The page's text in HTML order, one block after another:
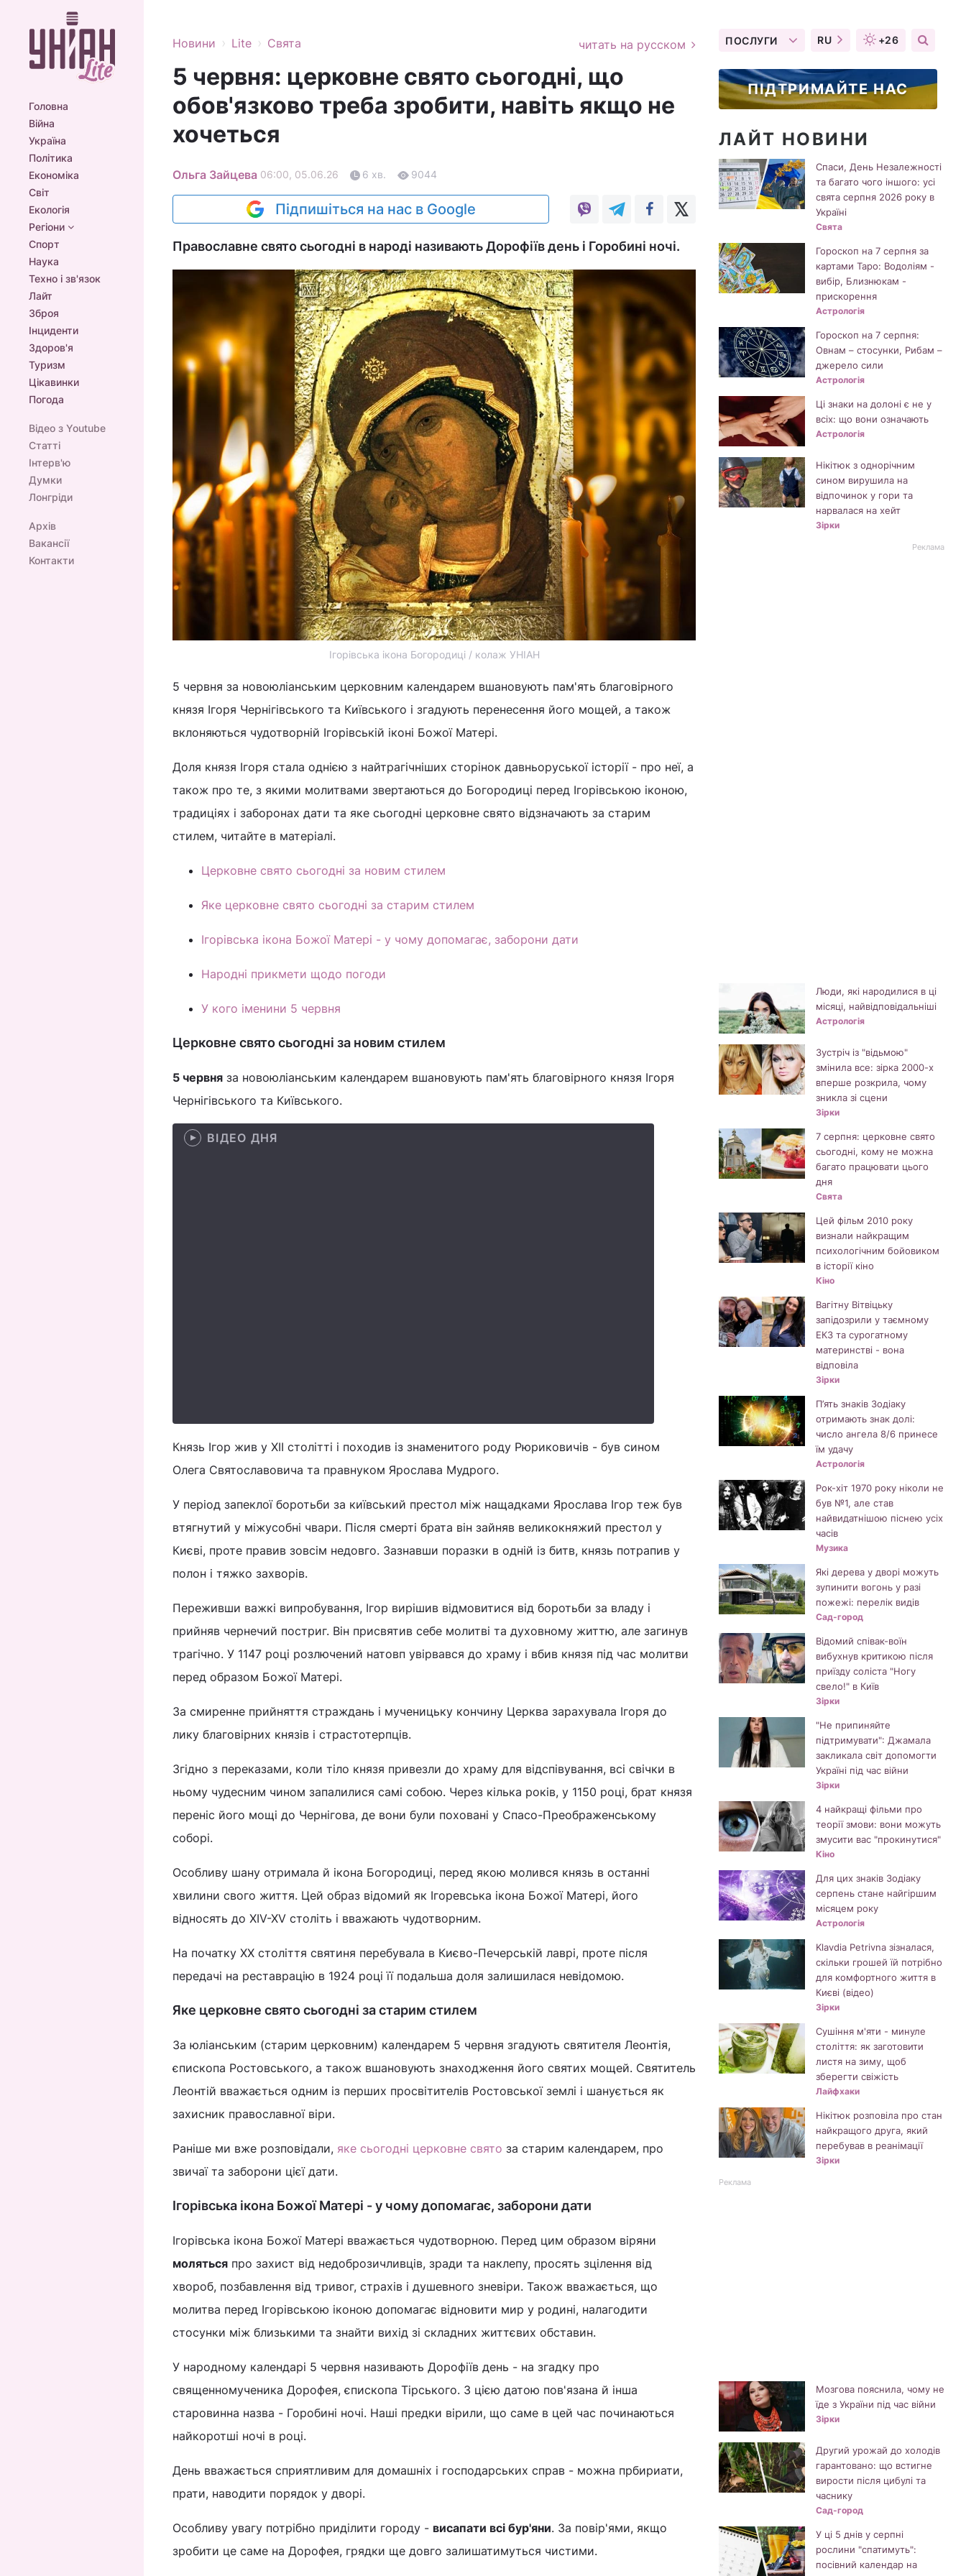
Головна
Війна
Україна
Політика
Економіка
Світ
Екологія
Регіони
Спорт
Наука
Техно і зв'язок
Лайт
Зброя
Інциденти
Здоров'я
Туризм
Цікавинки
Погода
Відео з Youtube
Статті
Інтерв'ю
Думки
Лонгріди
Архів
Вакансії
Контакти
Новини › Lite › Свята читать на русском
5 червня: церковне свято сьогодні, що
обов'язково треба зробити, навіть якщо не
хочеться
Ольга Зайцева 06:00, 05.06.26 6 хв. 9044
Підпишіться на нас в Google
Православне свято сьогодні в народі називають Дорофіїв день і Горобині ночі.
Ігорівська ікона Богородиці / колаж УНІАН
5 червня за новоюліанським церковним календарем вшановують пам'ять благовірного
князя Ігоря Чернігівського та Київського і згадують перенесення його мощей, а також
вклоняються чудотворній Ігорівській іконі Божої Матері.
Доля князя Ігоря стала однією з найтрагічніших сторінок давньоруської історії - про неї, а
також про те, з якими молитвами звертаються до Богородиці перед Ігорівською іконою,
традиціях і заборонах дати та яке сьогодні церковне свято відзначають за старим
стилем, читайте в матеріалі.
Церковне свято сьогодні за новим стилем
Яке церковне свято сьогодні за старим стилем
Ігорівська ікона Божої Матері - у чому допомагає, заборони дати
Народні прикмети щодо погоди
У кого іменини 5 червня
Церковне свято сьогодні за новим стилем
5 червня за новоюліанським календарем вшановують пам'ять благовірного князя Ігоря
Чернігівського та Київського.
ВІДЕО ДНЯ
Князь Ігор жив у XII столітті і походив із знаменитого роду Рюриковичів - був сином
Олега Святославовича та правнуком Ярослава Мудрого.
У період запеклої боротьби за київський престол між нащадками Ярослава Ігор теж був
втягнутий у міжусобні чвари. Після смерті брата він зайняв великокняжий престол у
Києві, проте правив зовсім недовго. Зазнавши поразки в одній із битв, князь потрапив у
полон і тяжко захворів.
Переживши важкі випробування, Ігор вирішив відмовитися від боротьби за владу і
прийняв чернечий постриг. Він присвятив себе молитві та духовному життю, але загинув
трагічно. У 1147 році розлючений натовп увірвався до храму і вбив князя під час молитви
перед образом Божої Матері.
За смиренне прийняття страждань і мученицьку кончину Церква зарахувала Ігоря до
лику благовірних князів і страстотерпців.
Згідно з переказами, коли тіло князя привезли до храму для відспівування, всі свічки в
ньому чудесним чином запалилися самі собою. Через кілька років, у 1150 році, брат князя
переніс його мощі до Чернігова, де вони були поховані у Спасо-Преображенському
соборі.
Особливу шану отримала й ікона Богородиці, перед якою молився князь в останні
хвилини свого життя. Цей образ відомий як Ігоревська ікона Божої Матері, його
відносять до XIV-XV століть і вважають чудотворним.
На початку XX століття святиня перебувала в Києво-Печерській лаврі, проте після
передачі на реставрацію в 1924 році її подальша доля залишилася невідомою.
Яке церковне свято сьогодні за старим стилем
За юліанським (старим церковним) календарем 5 червня згадують святителя Леонтія,
єпископа Ростовського, а також вшановують знаходження його святих мощей. Святитель
Леонтій вважається одним із перших просвітителів Ростовської землі і шанується як
захисник православної віри.
Раніше ми вже розповідали, яке сьогодні церковне свято за старим календарем, про
звичаї та заборони цієї дати.
Ігорівська ікона Божої Матері - у чому допомагає, заборони дати
Ігорівська ікона Божої Матері вважається чудотворною. Перед цим образом віряни
моляться про захист від недоброзичливців, зради та наклепу, просять зцілення від
хвороб, позбавлення від тривог, страхів і душевного зневіри. Також вважається, що
молитва перед Ігорівською іконою допомагає відновити мир у родині, налагодити
стосунки між близькими та знайти вихід зі складних життєвих обставин.
У народному календарі 5 червня називають Дорофіїв день - на згадку про
священномученика Дорофея, єпископа Тірського. З цією датою пов'язана й інша
старовинна назва - Горобині ночі. Наші предки вірили, що саме в цей час починаються
найкоротші ночі в році.
День вважається сприятливим для домашніх і господарських справ - можна прбириати,
прати, наводити порядок у дворі.
Особливу увагу потрібно приділити городу - висапати всі бур'яни. За повір'ями, якщо
зробити це саме на Дорофея, грядки ще довго залишатимуться чистими.
ПОСЛУГИ RU +26
ПІДТРИМАЙТЕ НАС
ЛАЙТ НОВИНИ
Спаси, День Незалежності
та багато чого іншого: усі
свята серпня 2026 року в
Україні
Свята
Гороскоп на 7 серпня за
картами Таро: Водоліям -
вибір, Близнюкам -
прискорення
Астрологія
Гороскоп на 7 серпня:
Овнам – стосунки, Рибам –
джерело сили
Астрологія
Ці знаки на долоні є не у
всіх: що вони означають
Астрологія
Нікітюк з однорічним
сином вирушила на
відпочинок у гори та
нарвалася на хейт
Зірки
Реклама
Люди, які народилися в ці
місяці, найвідповідальніші
Астрологія
Зустріч із "відьмою"
змінила все: зірка 2000-х
вперше розкрила, чому
зникла зі сцени
Зірки
7 серпня: церковне свято
сьогодні, кому не можна
багато працювати цього
дня
Свята
Цей фільм 2010 року
визнали найкращим
психологічним бойовиком
в історії кіно
Кіно
Вагітну Вітвіцьку
запідозрили у таємному
ЕКЗ та сурогатному
материнстві - вона
відповіла
Зірки
П’ять знаків Зодіаку
отримають знак долі:
число ангела 8/6 принесе
їм удачу
Астрологія
Рок-хіт 1970 року ніколи не
був №1, але став
найвидатнішою піснею усіх
часів
Музика
Які дерева у дворі можуть
зупинити вогонь у разі
пожежі: перелік видів
Сад-город
Відомий співак-воїн
вибухнув критикою після
приїзду соліста "Ногу
свело!" в Київ
Зірки
"Не припиняйте
підтримувати": Джамала
закликала світ допомогти
Україні під час війни
Зірки
4 найкращі фільми про
теорії змови: вони можуть
змусити вас "прокинутися"
Кіно
Для цих знаків Зодіаку
серпень стане найгіршим
місяцем року
Астрологія
Klavdia Petrivna зізналася,
скільки грошей їй потрібно
для комфортного життя в
Києві (відео)
Зірки
Сушіння м'яти - минуле
століття: як заготовити
листя на зиму, щоб
зберегти свіжість
Лайфхаки
Нікітюк розповіла про стан
найкращого друга, який
перебував в реанімації
Зірки
Реклама
Мозгова пояснила, чому не
їде з України під час війни
Зірки
Другий урожай до холодів
гарантовано: що встигне
вирости після цибулі та
часнику
Сад-город
У ці 5 днів у серпні
рослини "спатимуть":
посівний календар на